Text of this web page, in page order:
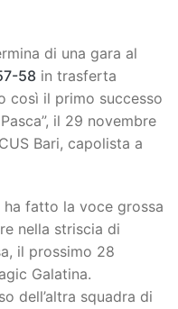
di una gara al
58 in trasferta
così il primo successo
il 29 novembre
Bari, capolista a
ha fatto la voce grossa
nella striscia di
il prossimo 28
Galatina.
dell’altra squadra di